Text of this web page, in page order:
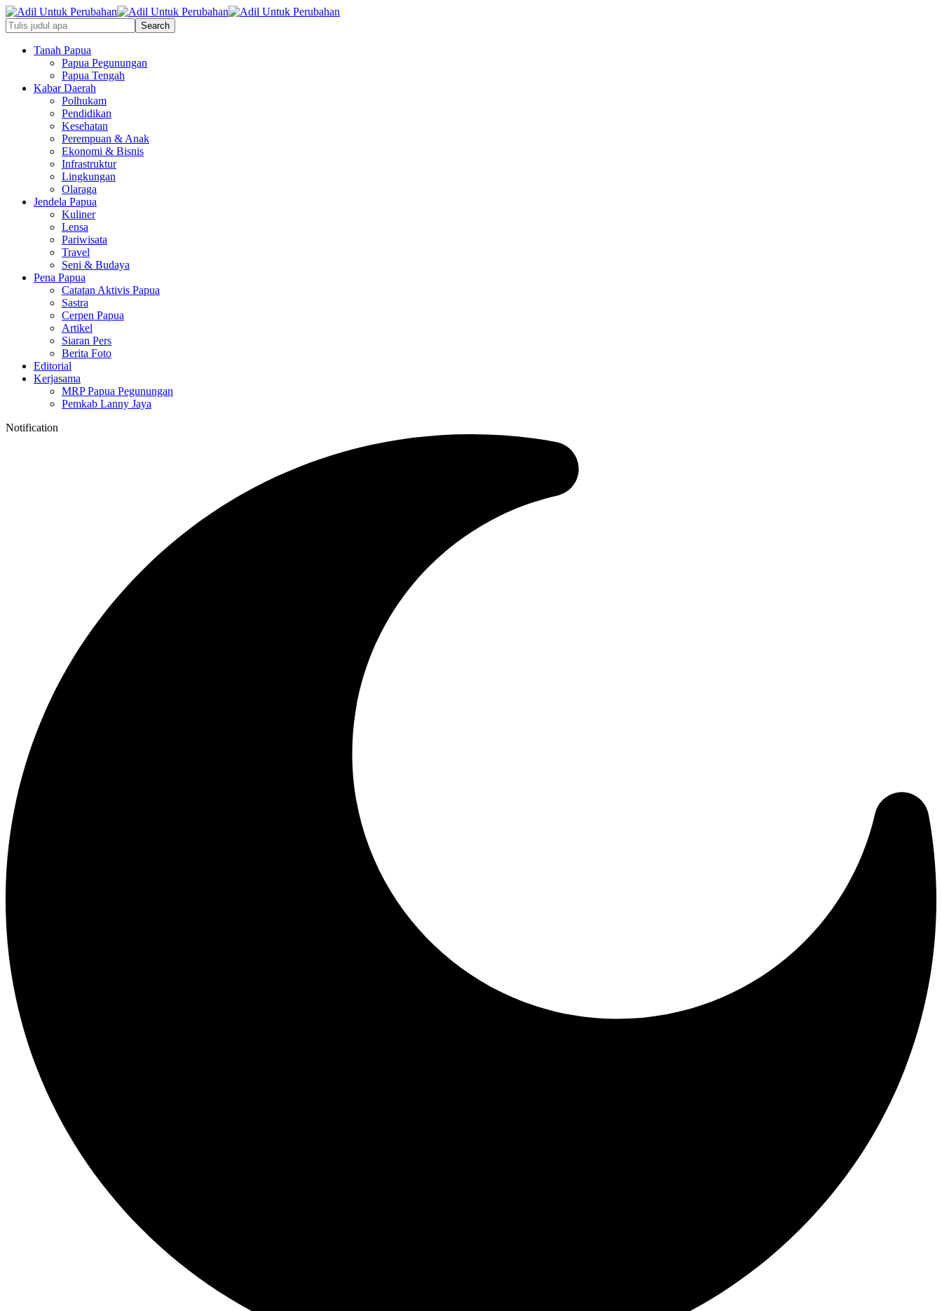
Tanah Papua
Papua Pegunungan
Papua Tengah
Kabar Daerah
Polhukam
Pendidikan
Kesehatan
Perempuan & Anak
Ekonomi & Bisnis
Infrastruktur
Lingkungan
Olaraga
Jendela Papua
Kuliner
Lensa
Pariwisata
Travel
Seni & Budaya
Pena Papua
Catatan Aktivis Papua
Sastra
Cerpen Papua
Artikel
Siaran Pers
Berita Foto
Editorial
Kerjasama
MRP Papua Pegunungan
Pemkab Lanny Jaya
Notification